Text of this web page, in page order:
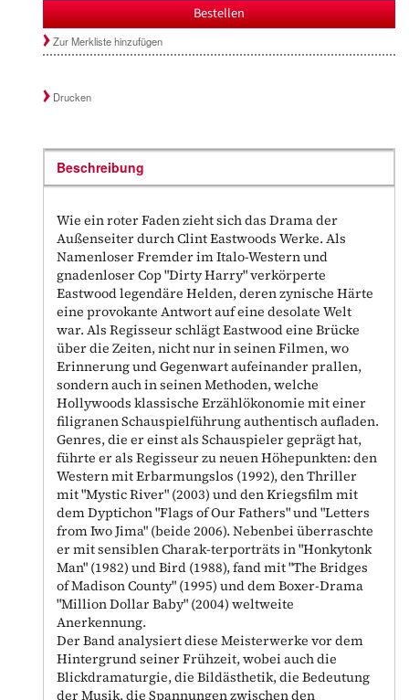
Bestellen
Zur Merkliste hinzufügen
Drucken
Beschreibung
Wie ein roter Faden zieht sich das Drama der
Außenseiter durch Clint Eastwoods Werke. Als
Namenloser Fremder im Italo-Western und
gnadenloser Cop "Dirty Harry" verkörperte
Eastwood legendäre Helden, deren zynische Härte
eine provokante Antwort auf eine desolate Welt
war. Als Regisseur schlägt Eastwood eine Brücke
über die Zeiten, nicht nur in seinen Filmen, wo
Erinnerung und Gegenwart aufeinander prallen,
sondern auch in seinen Methoden, welche
Hollywoods klassische Erzählökonomie mit einer
filigranen Schauspielführung authentisch aufladen.
Genres, die er einst als Schauspieler geprägt hat,
führte er als Regisseur zu neuen Höhepunkten: den
Western mit Erbarmungslos (1992), den Thriller
mit "Mystic River" (2003) und den Kriegsfilm mit
dem Dyptichon "Flags of Our Fathers" und "Letters
from Iwo Jima" (beide 2006). Nebenbei überraschte
er mit sensiblen Charak-terporträts in "Honkytonk
Man" (1982) und Bird (1988), fand mit "The Bridges
of Madison County" (1995) und dem Boxer-Drama
"Million Dollar Baby" (2004) weltweite
Anerkennung.
Der Band analysiert diese Meisterwerke vor dem
Hintergrund seiner Frühzeit, wobei auch die
Blickdramaturgie, die Bildästhetik, die Bedeutung
der Musik, die Spannungen zwischen den